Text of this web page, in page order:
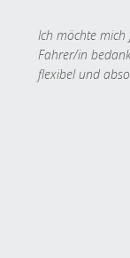
Ich möchte mich
Fahrer/in
flexibel und